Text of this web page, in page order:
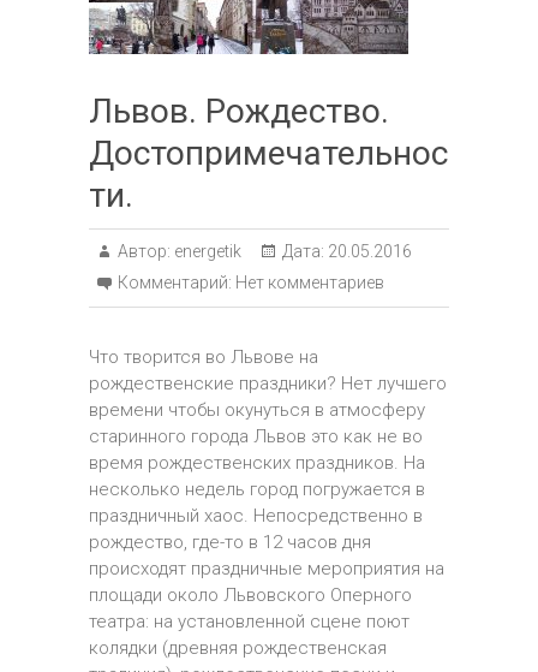
Львов. Рождество.
Достопримечательнос
ти.
Автор: energetik Дата: 20.05.2016
Комментарий: Нет комментариев
Что творится во Львове на
рождественские праздники? Нет лучшего
времени чтобы окунуться в атмосферу
старинного города Львов это как не во
время рождественских праздников. На
несколько недель город погружается в
праздничный хаос. Непосредственно в
рождество, где-то в 12 часов дня
происходят праздничные мероприятия на
площади около Львовского Оперного
театра: на установленной сцене поют
колядки (древняя рождественская